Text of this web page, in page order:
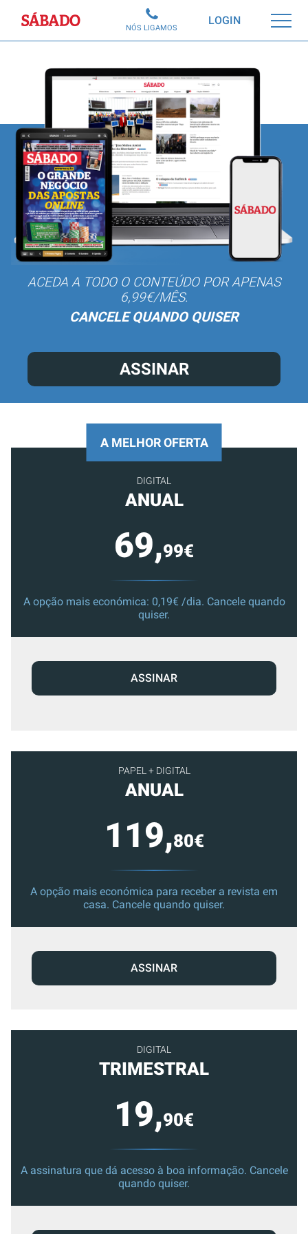
Sábado LOGIN
NÓS LIGAMOS
ACEDA A TODO O CONTEÚDO POR APENAS
6,99€/MÊS.
CANCELE QUANDO QUISER
ASSINAR
PAPEL + DIGITAL
ANUAL
119,80€
A opção mais económica para receber a revista em
casa. Cancele quando quiser.
ASSINAR
DIGITAL
TRIMESTRAL
19,90€
A assinatura que dá acesso à boa informação. Cancele
quando quiser.
A MELHOR OFERTA
DIGITAL
ANUAL
69,99€
A opção mais económica: 0,19€ /dia. Cancele quando
quiser.
ASSINAR